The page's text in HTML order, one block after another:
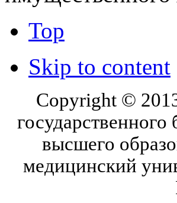
Top
Skip to content
Copyright ©
высшего
медицинский